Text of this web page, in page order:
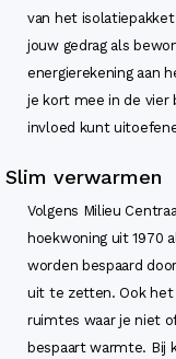
van het
jouw gedrag als
energierekening aan
je kort mee in de vier
invloed kunt
Slim verwarmen
Volgens Milieu
hoekwoning uit 1970
worden bespaard
uit te zetten. Ook het
ruimtes waar je niet
bespaart warmte. Bij